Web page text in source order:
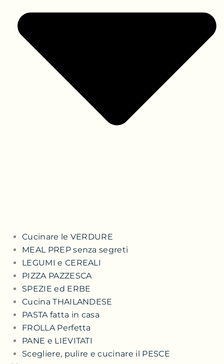
Cucinare le VERDURE
MEAL PREP senza segreti
LEGUMI e CEREALI
PIZZA PAZZESCA
SPEZIE ed ERBE
Cucina THAILANDESE
PASTA fatta in casa
FROLLA Perfetta
PANE e LIEVITATI
Scegliere, pulire e cucinare il PESCE